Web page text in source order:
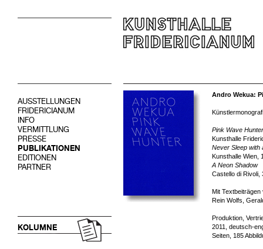
AUSSTELLUNGEN
FRIDERICIANUM
INFO
VERMITTLUNG
PRESSE
PUBLIKATIONEN
EDITIONEN
PARTNER
KOLUMNE
Andro Wekua:
Pink Wave Hunter
Kunsthalle
Never Sleep with
Kunsthalle Wien,
A Neon Shadow
Castello di Rivoli,
Mit
Rein Wolfs,
Produktion,
2011, deutsch-
Seiten, 185